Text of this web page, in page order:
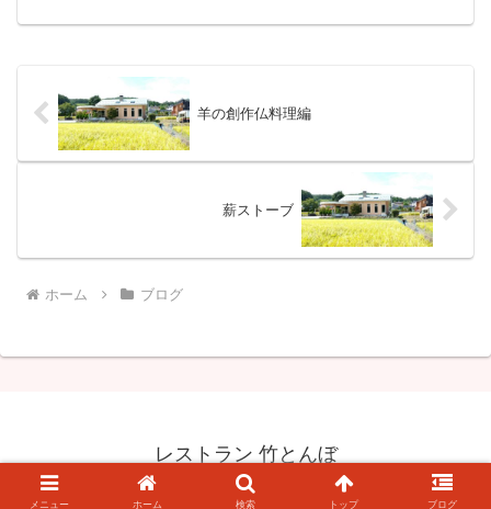
羊の創作仏料理編
薪ストーブ
ホーム ブログ
レストラン 竹とんぼ
© 2012-2026 レストラン 竹とんぼ.
メニュー ホーム 検索 トップ ブログ